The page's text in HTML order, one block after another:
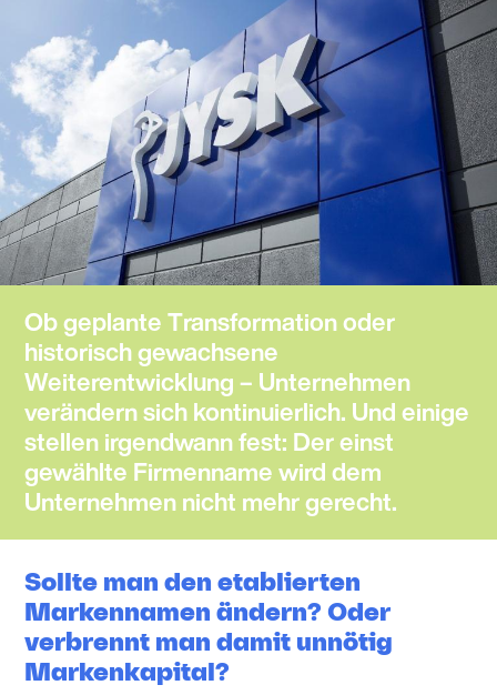
Ob geplante Transformation oder
historisch gewachsene
Weiterentwicklung – Unternehmen
verändern sich kontinuierlich. Und einige
stellen irgendwann fest: Der einst
gewählte Firmenname wird dem
Unternehmen nicht mehr gerecht.
Sollte man den etablierten
Markennamen ändern? Oder
verbrennt man damit unnötig
Markenkapital?